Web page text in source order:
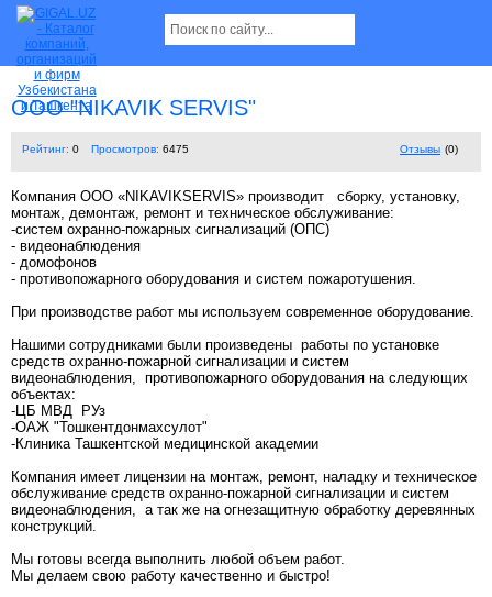
OOO "NIKAVIK SERVIS"
Рейтинг: 0 Просмотров: 6475 Отзывы (0)
Компания OOO «NIKAVIKSERVIS» производит сборку, установку,
монтаж, демонтаж, ремонт и техническое обслуживание:
-систем охранно-пожарных сигнализаций (ОПС)
- видеонаблюдения
- домофонов
- противопожарного оборудования и систем пожаротушения.
При производстве работ мы используем современное оборудование.
Нашими сотрудниками были произведены работы по установке
средств охранно-пожарной сигнализации и систем
видеонаблюдения, противопожарного оборудования на следующих
объектах:
-ЦБ МВД РУз
-ОАЖ "Тошкентдонмахсулот"
-Клиника Ташкентской медицинской академии
Компания имеет лицензии на монтаж, ремонт, наладку и техническое
обслуживание средств охранно-пожарной сигнализации и систем
видеонаблюдения, а так же на огнезащитную обработку деревянных
конструкций.
Мы готовы всегда выполнить любой объем работ.
Мы делаем свою работу качественно и быстро!